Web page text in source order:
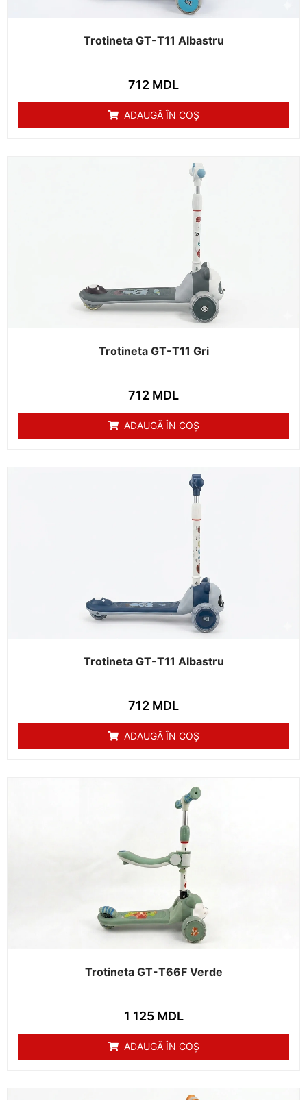
Trotineta GT-T11 Albastru
712 MDL
ADAUGĂ ÎN COȘ
Trotineta GT-T11 Gri
712 MDL
ADAUGĂ ÎN COȘ
Trotineta GT-T11 Albastru
712 MDL
ADAUGĂ ÎN COȘ
Trotineta GT-T66F Verde
1 125 MDL
ADAUGĂ ÎN COȘ